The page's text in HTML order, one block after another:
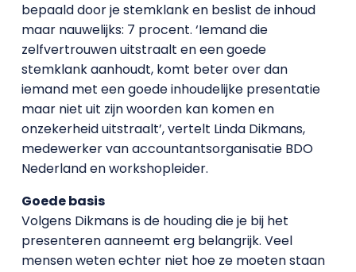
bepaald door je stemklank en beslist de inhoud
maar nauwelijks: 7 procent. ‘Iemand die
zelfvertrouwen uitstraalt en een goede
stemklank aanhoudt, komt beter over dan
iemand met een goede inhoudelijke presentatie
maar niet uit zijn woorden kan komen en
onzekerheid uitstraalt’, vertelt Linda Dikmans,
medewerker van accountantsorganisatie BDO
Nederland en workshopleider.
Goede basis
Volgens Dikmans is de houding die je bij het
presenteren aanneemt erg belangrijk. Veel
mensen weten echter niet hoe ze moeten staan